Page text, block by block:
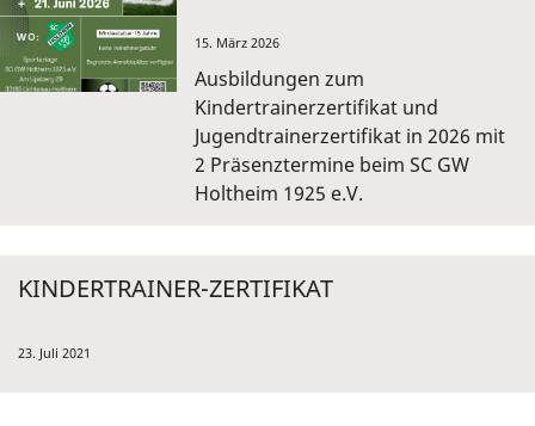
15. März 2026
Ausbildungen zum
Kindertrainerzertifikat und
Jugendtrainerzertifikat in 2026 mit
2 Präsenztermine beim SC GW
Holtheim 1925 e.V.
KINDERTRAINER-ZERTIFIKAT
23. Juli 2021